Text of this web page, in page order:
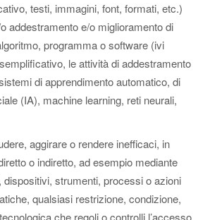
testi, immagini, font, formati, etc.)
addestramento e/o miglioramento di
programma o software (ivi
le attività di addestramento
di apprendimento automatico, di
(IA), machine learning, reti neurali,
aggirare o rendere inefficaci, in
o indiretto, ad esempio mediante
strumenti, processi o azioni
qualsiasi restrizione, condizione,
che regoli o controlli l’accesso